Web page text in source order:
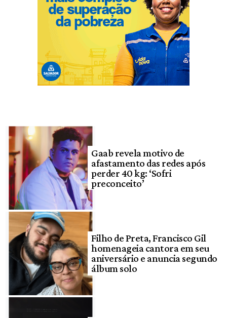
Gaab revela motivo de
afastamento das redes após
perder 40 kg: ‘Sofri
preconceito’
Filho de Preta, Francisco Gil
homenageia cantora em seu
aniversário e anuncia segundo
álbum solo